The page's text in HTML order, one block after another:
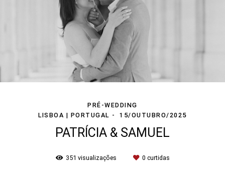
PRÉ-WEDDING
LISBOA | PORTUGAL
15/OUTUBRO/2025
PATRÍCIA & SAMUEL
351 visualizações 0 curtidas